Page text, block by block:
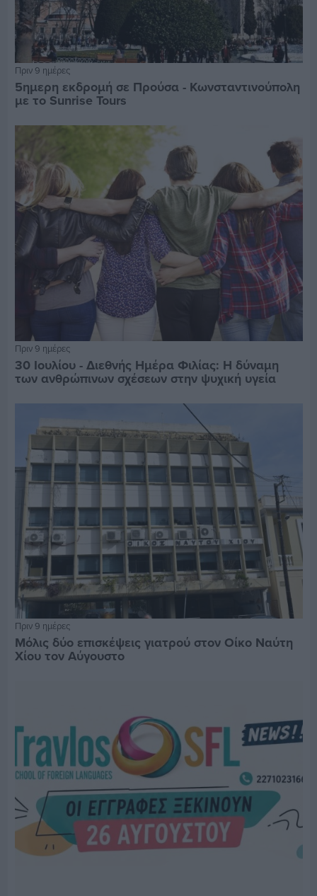
Πριν 9 ημέρες
5ημερη εκδρομή σε Προύσα - Κωνσταντινούπολη
με το Sunrise Tours
Πριν 9 ημέρες
30 Ιουλίου - Διεθνής Ημέρα Φιλίας: Η δύναμη
των ανθρώπινων σχέσεων στην ψυχική υγεία
Πριν 9 ημέρες
Μόλις δύο επισκέψεις γιατρού στον Οίκο Ναύτη
Χίου τον Αύγουστο